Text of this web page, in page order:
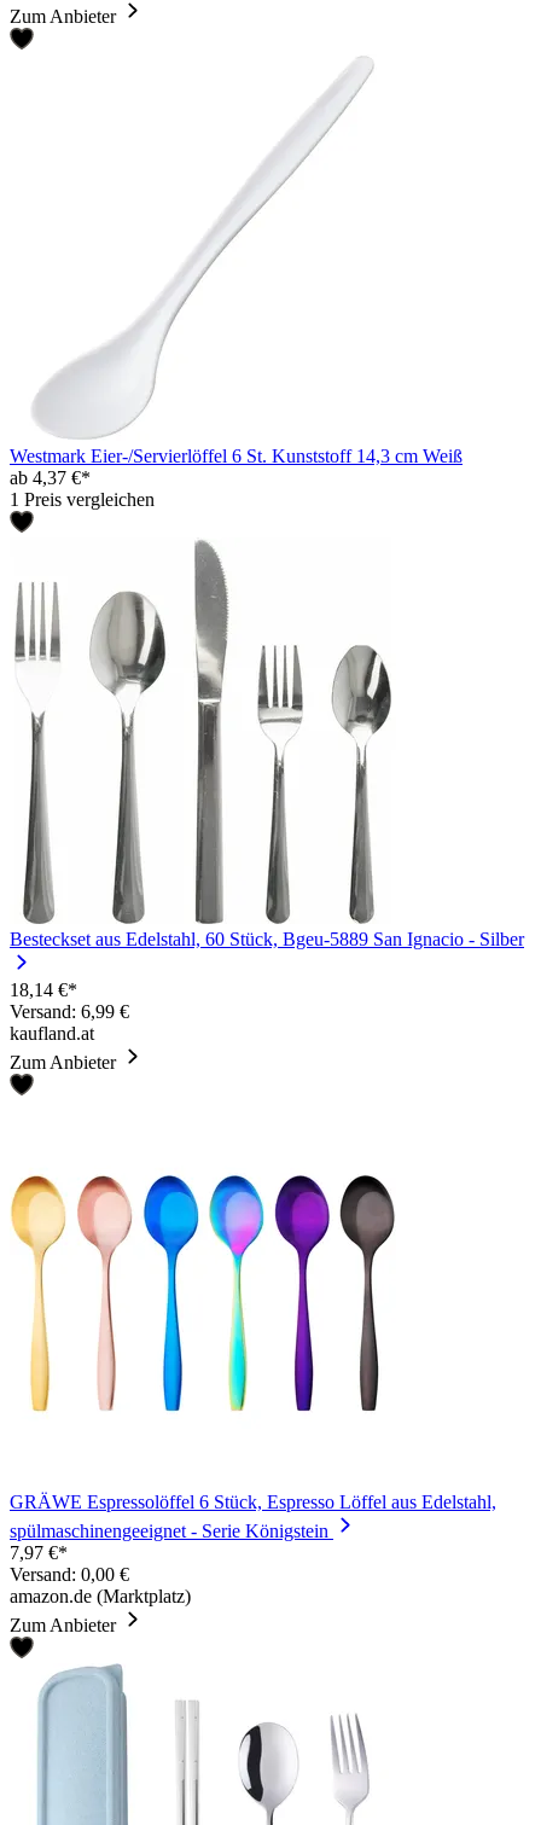
Zum Anbieter
Westmark Eier-/Servierlöffel 6 St. Kunststoff 14,3 cm Weiß
ab 4,37 €*
1 Preis vergleichen
Besteckset aus Edelstahl, 60 Stück, Bgeu-5889 San Ignacio - Silber
18,14 €*
Versand: 6,99 €
kaufland.at
Zum Anbieter
GRÄWE Espressolöffel 6 Stück, Espresso Löffel aus Edelstahl,
spülmaschinengeeignet - Serie Königstein
7,97 €*
Versand: 0,00 €
amazon.de (Marktplatz)
Zum Anbieter